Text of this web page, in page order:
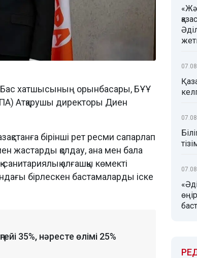
Бас хатшысының орынбасары, БҰҰ
Атқарушы директоры Диен
бірінші рет ресми сапарлап
жастарды қолдау, ана мен бала
алғашқы көмекті
бірлескен бастамаларды іске
35%, нәресте өлімі 25%